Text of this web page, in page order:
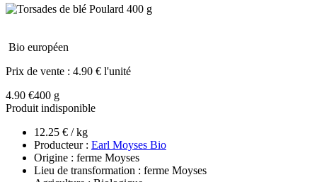
Bio européen
Prix de vente : 4.90 € l'unité
4.90 €400 g
Produit indisponible
12.25 € / kg
Producteur : Earl Moyses Bio
Origine : ferme Moyses
Lieu de transformation : ferme Moyses